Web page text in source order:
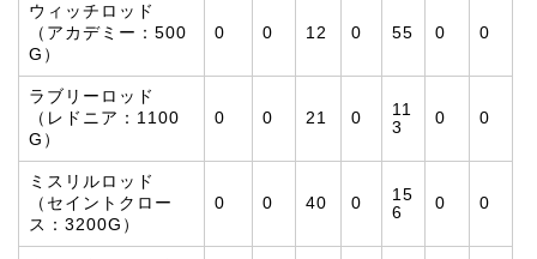
ウィッチロッド
（アカデミー：500
G）
0 0 12 0 55 0 0
ラブリーロッド
（レドニア：1100
G）
0 0 21 0
11
3
0 0
ミスリルロッド
（セイントクロー
ス：3200G）
0 0 40 0
15
6
0 0